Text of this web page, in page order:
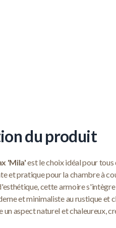
du produit
'Mila'est le choix idéal pour
et pratique pour la chambre à
cette armoire
et minimaliste au rustique et
aspect naturel et chaleureux,